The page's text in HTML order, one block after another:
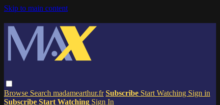
Skip to main content
Browse Search madamearthur.fr Subscribe Start Watching Sign in
Subscribe Start Watching Sign In